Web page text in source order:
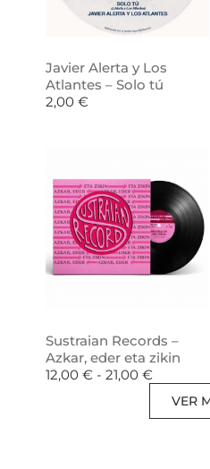
Javier Alerta y Los
Atlantes – Solo tú
2,00 €
Sustraian Records –
Azkar, eder eta zikin
12,00 € - 21,00 €
VER